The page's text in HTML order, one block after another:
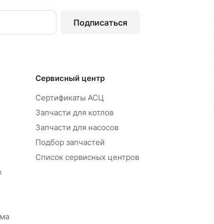
Подписаться
Сервисный центр
Сертификаты АСЦ
Запчасти для котлов
Запчасти для насосов
Подбор запчастей
Список сервисных центров